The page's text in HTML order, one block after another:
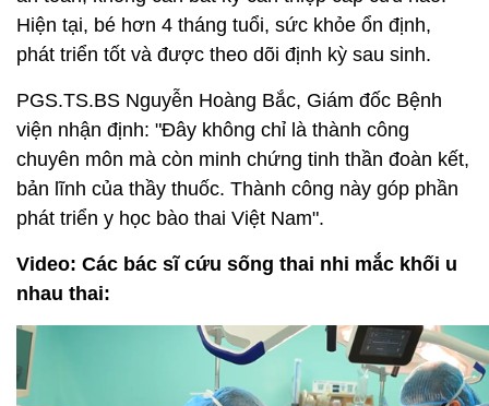
Hiện tại, bé hơn 4 tháng tuổi, sức khỏe ổn định,
phát triển tốt và được theo dõi định kỳ sau sinh.
PGS.TS.BS Nguyễn Hoàng Bắc, Giám đốc Bệnh
viện nhận định: "Đây không chỉ là thành công
chuyên môn mà còn minh chứng tinh thần đoàn kết,
bản lĩnh của thầy thuốc. Thành công này góp phần
phát triển y học bào thai Việt Nam".
Video: Các bác sĩ cứu sống thai nhi mắc khối u
nhau thai: